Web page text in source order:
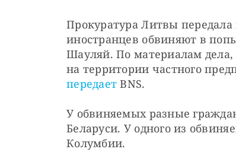
Прокуратура Литвы
иностранцев обвиняют в
Шауляй. По материалам дела,
передает BNS.
У обвиняемых разные
Беларуси. У одного из
Колумбии.